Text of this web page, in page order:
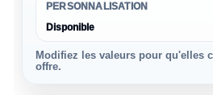
PERSONNALISATION
Disponible
Modifiez les valeurs pour qu'elles
offre.